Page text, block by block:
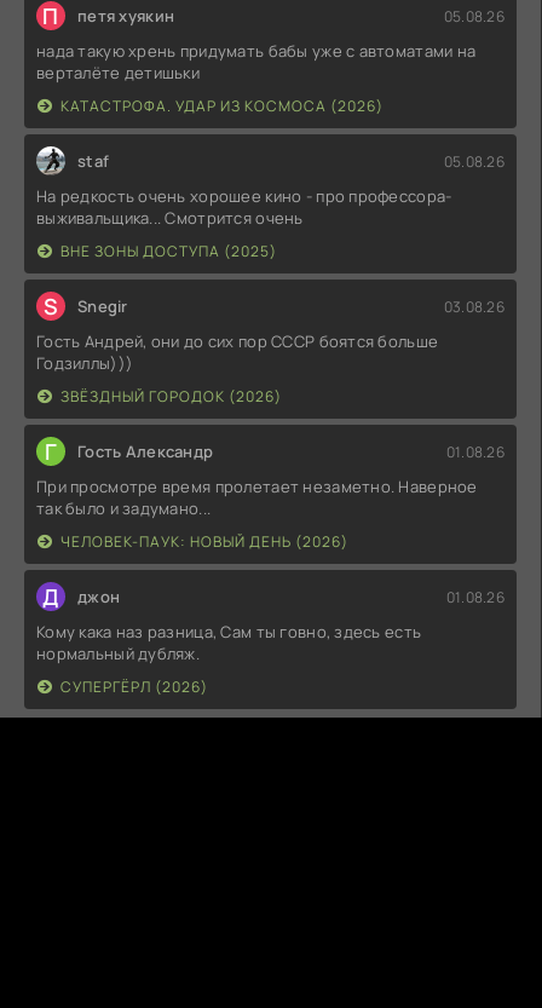
П петя хуякин 05.08.26
нада такую хрень придумать бабы уже с автоматами на
верталёте детишьки
КАТАСТРОФА. УДАР ИЗ КОСМОСА (2026)
staf 05.08.26
На редкость очень хорошее кино - про профессора-
выживальщика... Смотрится очень
ВНЕ ЗОНЫ ДОСТУПА (2025)
S Snegir 03.08.26
Гость Андрей, они до сих пор СССР боятся больше
Годзиллы)))
ЗВЁЗДНЫЙ ГОРОДОК (2026)
Г Гость Александр 01.08.26
При просмотре время пролетает незаметно. Наверное
так было и задумано...
ЧЕЛОВЕК-ПАУК: НОВЫЙ ДЕНЬ (2026)
Д джон 01.08.26
Кому кака наз разница, Сам ты говно, здесь есть
нормальный дубляж.
СУПЕРГЁРЛ (2026)